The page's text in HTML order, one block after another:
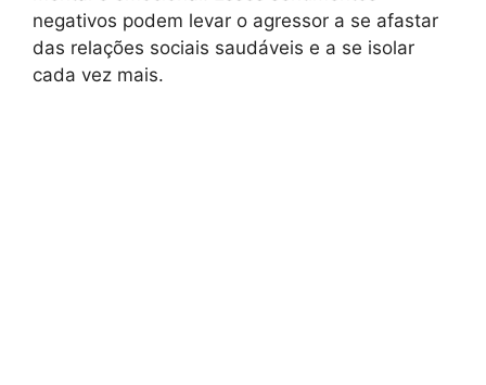
negativos podem levar o agressor a se afastar
das relações sociais saudáveis e a se isolar
cada vez mais.